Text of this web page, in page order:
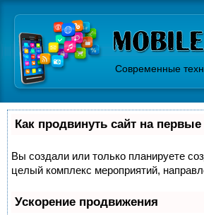
Современные
Как продвинуть сайт на
Вы создали или только планируете
целый комплекс мероприятий,
Ускорение продвижения